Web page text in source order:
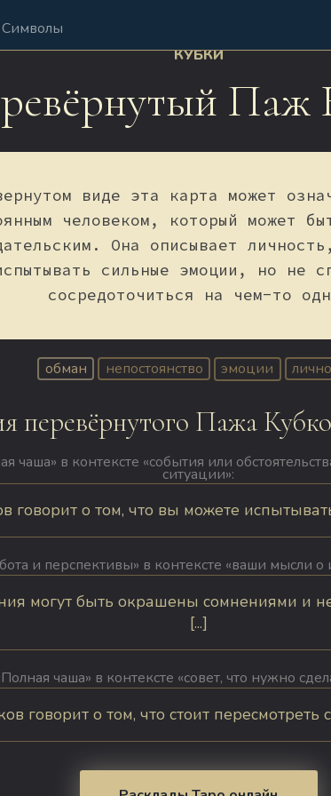
Символы
КУБКИ
Паж
виде эта карта может
человеком, который может
Она описывает
сильные эмоции, но не
сосредоточиться на чем-то
обман непостоянство эмоции
перевёрнутого Пажа
чаша» в контексте «события или
ситуации»:
о том, что вы можете
и перспективы» в контексте «ваши мысли
могут быть окрашены сомнениями и
[...]
чаша» в контексте «совет, что нужно
говорит о том, что стоит